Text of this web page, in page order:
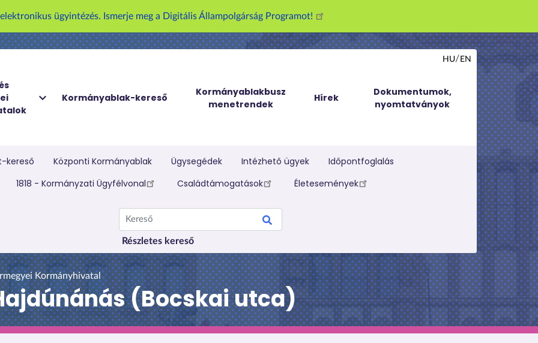
r
t
a
o
r
a
ügyintézés. Ismerje meg a Digitális Állampolgárság Programot!
Kormányablak-kereső
Kormányablakbusz
menetrendek
Hírek
Dokumentumok,
nyomtatványok
HU EN
menü
kereső Központi Kormányablak Ügysegédek Intézhető ügyek
Időpontfoglalás
1818 - Kormányzati Ügyfélvonal Családtámogatások Életesemények
Kereső
Részletes kereső
Kormányhivatal
(Bocskai utca)